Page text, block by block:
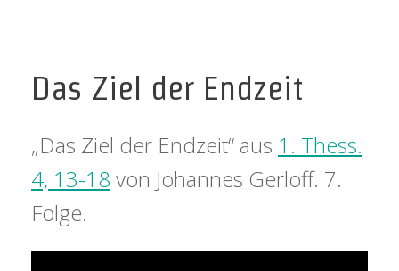
Das Ziel der Endzeit
„Das Ziel der Endzeit“ aus 1. Thess.
4, 13-18 von Johannes Gerloff. 7.
Folge.